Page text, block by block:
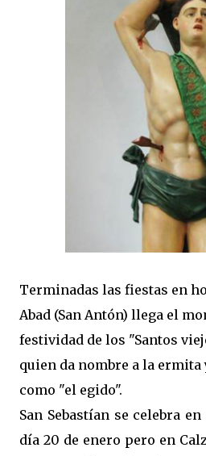
Terminadas las fiestas en
Abad (San Antón) llega el
festividad de los "Santos
quien da nombre a la ermita
como "el egido".
San Sebastían se celebra
día 20 de enero pero en